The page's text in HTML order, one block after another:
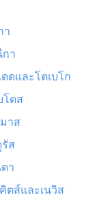
า
า
และโตเบโก
โดส
าส
ส
า
ส์และเนวิส